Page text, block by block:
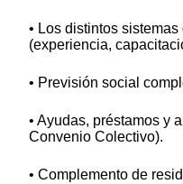
• Los distintos
(experiencia,
• Previsión social
• Ayudas, préstamos y
Convenio Colectivo).
• Complemento de